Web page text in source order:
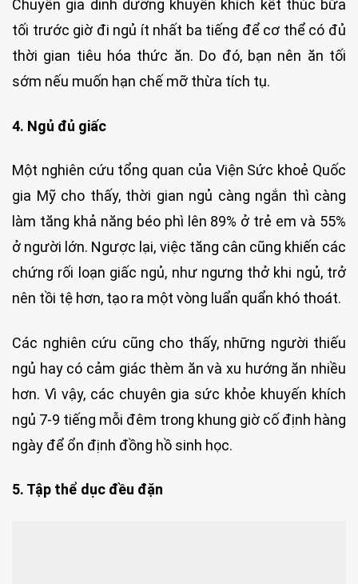
Chuyên gia dinh dưỡng khuyến khích kết thúc bữa
tối trước giờ đi ngủ ít nhất ba tiếng để cơ thể có đủ
thời gian tiêu hóa thức ăn. Do đó, bạn nên ăn tối
sớm nếu muốn hạn chế mỡ thừa tích tụ.
4. Ngủ đủ giấc
Một nghiên cứu tổng quan của Viện Sức khoẻ Quốc
gia Mỹ cho thấy, thời gian ngủ càng ngắn thì càng
làm tăng khả năng béo phì lên 89% ở trẻ em và 55%
ở người lớn. Ngược lại, việc tăng cân cũng khiến các
chứng rối loạn giấc ngủ, như ngưng thở khi ngủ, trở
nên tồi tệ hơn, tạo ra một vòng luẩn quẩn khó thoát.
Các nghiên cứu cũng cho thấy, những người thiếu
ngủ hay có cảm giác thèm ăn và xu hướng ăn nhiều
hơn. Vì vậy, các chuyên gia sức khỏe khuyến khích
ngủ 7-9 tiếng mỗi đêm trong khung giờ cố định hàng
ngày để ổn định đồng hồ sinh học.
5. Tập thể dục đều đặn